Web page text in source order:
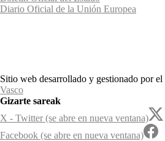
Diario Oficial de la Unión Europea
Sitio web desarrollado y gestionado por el
Vasco
Gizarte sareak
X - Twitter (se abre en nueva ventana)
Facebook (se abre en nueva ventana)